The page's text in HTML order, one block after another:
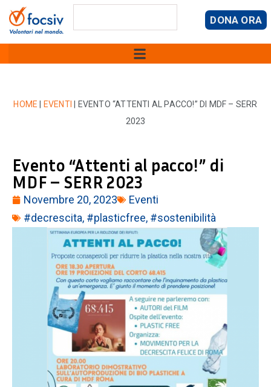
DONA ORA
HOME EVENTI
EVENTO “ATTENTI AL PACCO!” DI MDF – SERR
2023
Evento “Attenti al pacco!” di
MDF – SERR 2023
Novembre 20, 2023
Eventi
#decrescita, #plasticfree, #sostenibilità